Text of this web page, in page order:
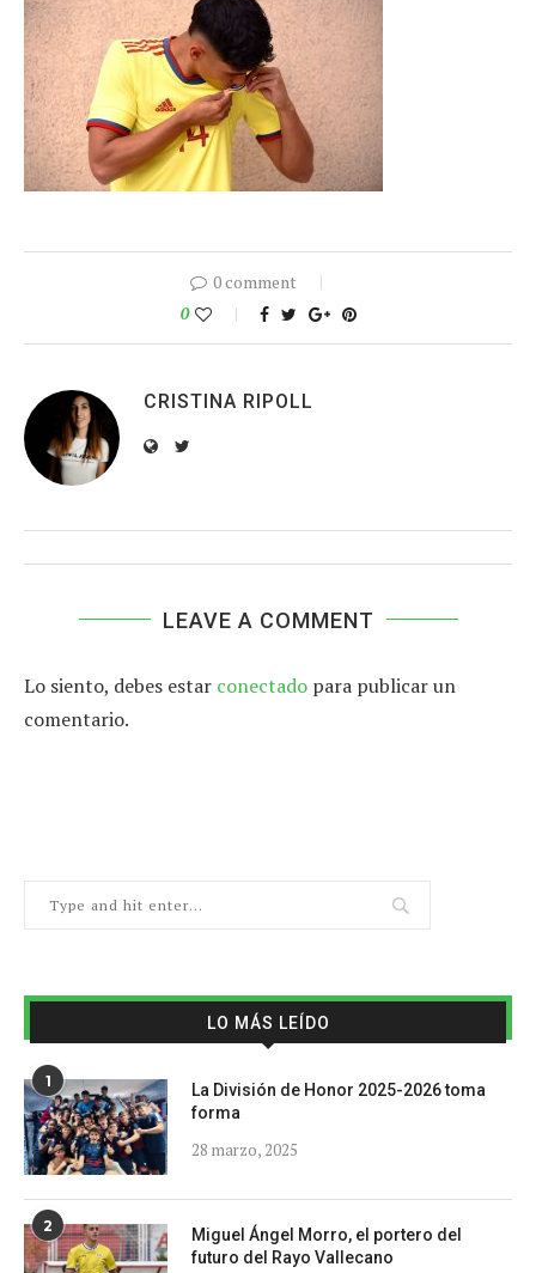
0 comment
0
CRISTINA RIPOLL
LEAVE A COMMENT
Lo siento, debes estar conectado para publicar un
comentario.
LO MÁS LEÍDO
1
La División de Honor 2025-2026 toma
forma
28 marzo, 2025
2
Miguel Ángel Morro, el portero del
futuro del Rayo Vallecano